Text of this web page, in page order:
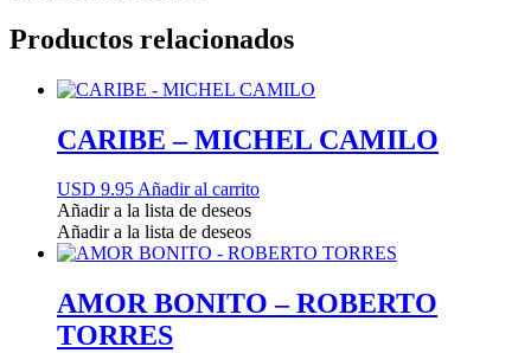
Productos relacionados
CARIBE – MICHEL CAMILO
USD 9.95Añadir al carrito
Añadir a la lista de deseos
Añadir a la lista de deseos
AMOR BONITO – ROBERTO
TORRES